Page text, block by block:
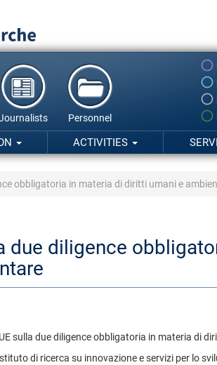
Personnel
ACTIVITIES
obbligatoria in materia di diritti umani e
due diligence
sulla due diligence obbligatoria in materia di
di ricerca su innovazione e servizi per lo